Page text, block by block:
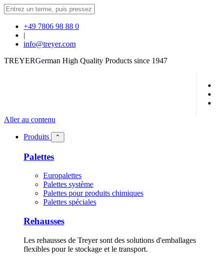
+49 7806 98 88 0
|
info@treyer.com
TREYERGerman High Quality Products since 1947
Aller au contenu
Produits ⌃
Palettes
Europalettes
Palettes système
Palettes pour produits chimiques
Palettes spéciales
Rehausses
Les rehausses de Treyer sont des solutions d'emballages
flexibles pour le stockage et le transport.